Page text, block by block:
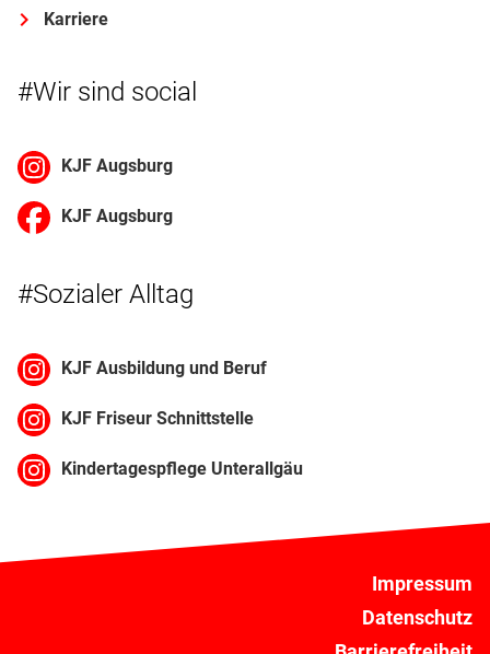
Karriere
#Wir sind social
KJF Augsburg
KJF Augsburg
#Sozialer Alltag
KJF Ausbildung und Beruf
KJF Friseur Schnittstelle
Kindertagespflege Unterallgäu
Impressum
Datenschutz